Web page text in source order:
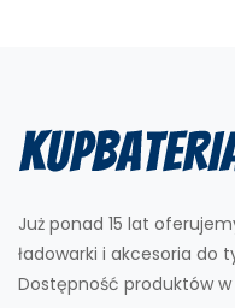
Już ponad 15 lat
ładowarki i akcesoria do
Dostępność produktów